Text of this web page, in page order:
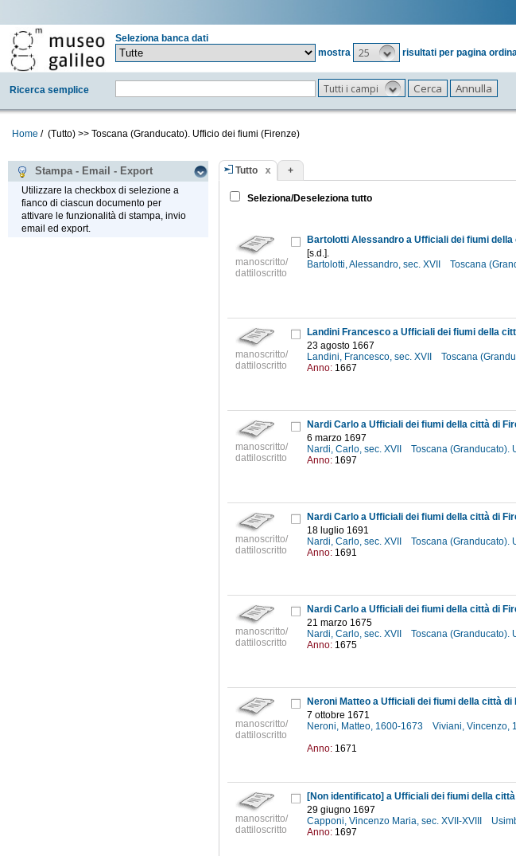
Seleziona banca dati
mostra
25 risultati per pagina
Ricerca semplice Tutti i campi
Home / (Tutto) >> Toscana (Granducato). Ufficio dei fiumi (Firenze)
Stampa - Email - Export
Utilizzare la checkbox di selezione a
fianco di ciascun documento per
attivare le funzionalità di stampa, invio
email ed export.
Tutto +
Seleziona/Deseleziona tutto
manoscritto/
dattiloscritto
Bartolotti Alessandro a Ufficiali dei fiumi della
[s.d.].
Bartolotti, Alessandro, sec. XVII
Toscana
manoscritto/
dattiloscritto
Landini Francesco a Ufficiali dei fiumi della
23 agosto 1667
Landini, Francesco, sec. XVII
Toscana
Anno: 1667
manoscritto/
dattiloscritto
Nardi Carlo a Ufficiali dei fiumi della città di
6 marzo 1697
Nardi, Carlo, sec. XVII
Toscana (Granducato).
Anno: 1697
manoscritto/
dattiloscritto
Nardi Carlo a Ufficiali dei fiumi della città di
18 luglio 1691
Nardi, Carlo, sec. XVII
Toscana (Granducato).
Anno: 1691
manoscritto/
dattiloscritto
Nardi Carlo a Ufficiali dei fiumi della città di
21 marzo 1675
Nardi, Carlo, sec. XVII
Toscana (Granducato).
Anno: 1675
manoscritto/
dattiloscritto
Neroni Matteo a Ufficiali dei fiumi della città di
7 ottobre 1671
Neroni, Matteo, 1600-1673
Viviani, Vincenzo,
Anno: 1671
manoscritto/
dattiloscritto
[Non identificato] a Ufficiali dei fiumi della
29 giugno 1697
Capponi, Vincenzo Maria, sec. XVII-XVIII
Anno: 1697